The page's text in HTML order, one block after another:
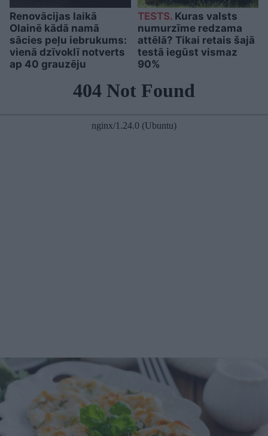
Renovācijas laikā
Olainē kādā namā
sācies peļu iebrukums:
vienā dzīvoklī notverts
ap 40 grauzēju
TESTS.Kuras valsts
numurzīme redzama
attēlā? Tikai retais šajā
testā iegūst vismaz
90%